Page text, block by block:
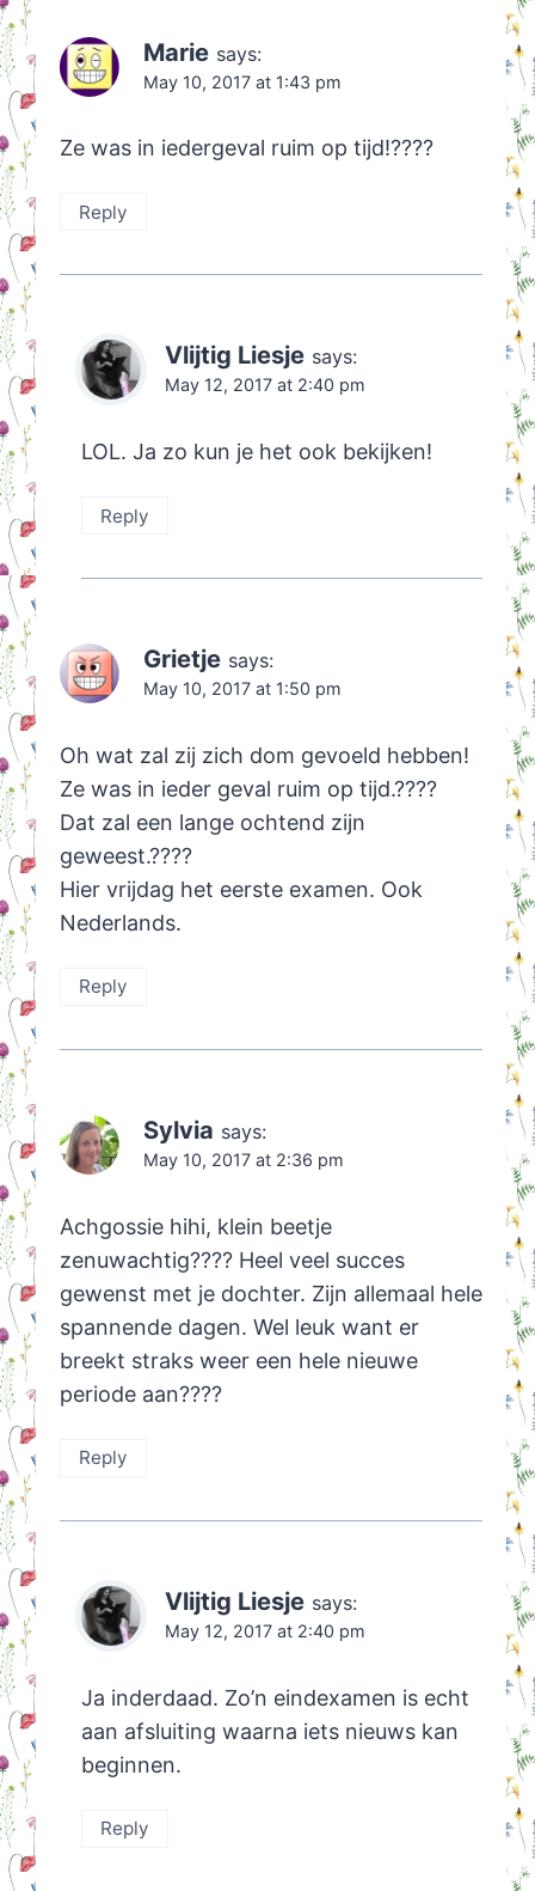
Marie says:
May 10, 2017 at 1:43 pm
Ze was in iedergeval ruim op tijd!????
Reply
Vlijtig Liesje says:
May 12, 2017 at 2:40 pm
LOL. Ja zo kun je het ook bekijken!
Reply
Grietje says:
May 10, 2017 at 1:50 pm
Oh wat zal zij zich dom gevoeld hebben!
Ze was in ieder geval ruim op tijd.????
Dat zal een lange ochtend zijn
geweest.????
Hier vrijdag het eerste examen. Ook
Nederlands.
Reply
Sylvia says:
May 10, 2017 at 2:36 pm
Achgossie hihi, klein beetje
zenuwachtig???? Heel veel succes
gewenst met je dochter. Zijn allemaal hele
spannende dagen. Wel leuk want er
breekt straks weer een hele nieuwe
periode aan????
Reply
Vlijtig Liesje says:
May 12, 2017 at 2:40 pm
Ja inderdaad. Zo’n eindexamen is echt
aan afsluiting waarna iets nieuws kan
beginnen.
Reply